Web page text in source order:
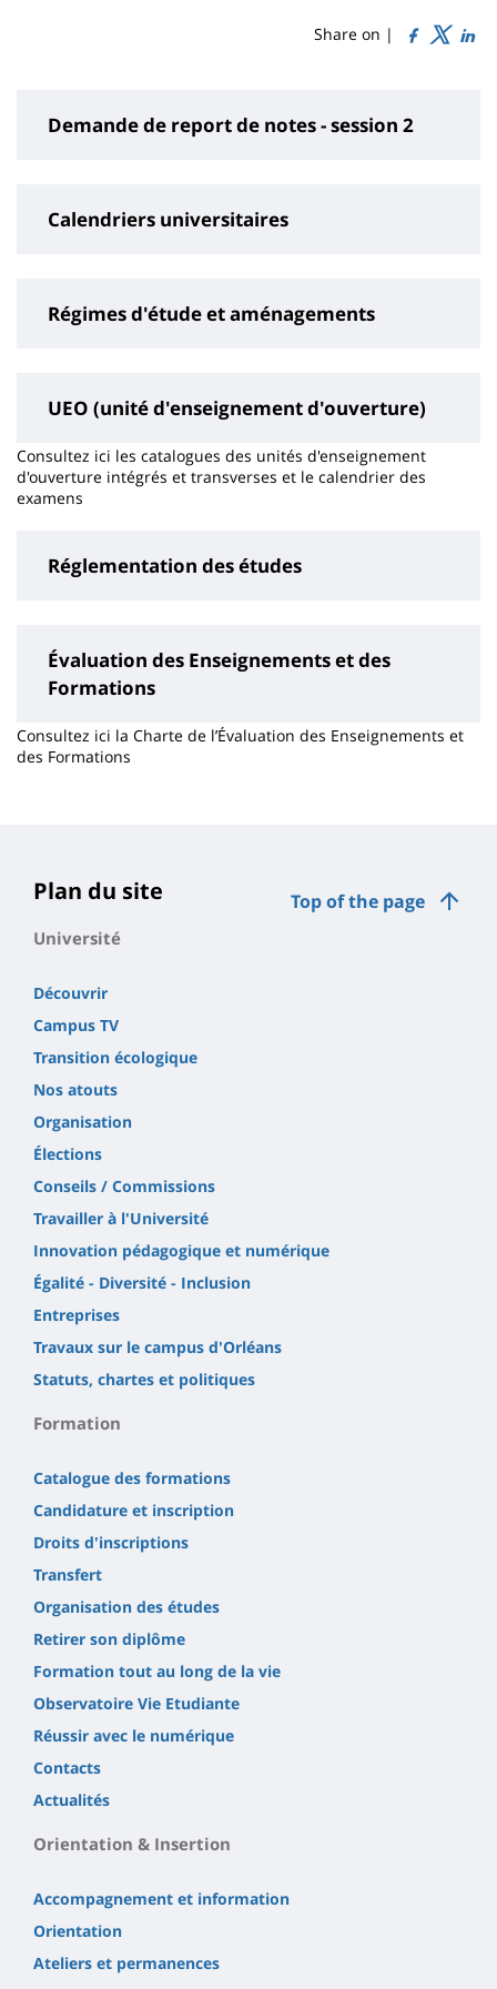
Share on |
Demande de report de notes - session 2
Calendriers universitaires
Régimes d'étude et aménagements
UEO (unité d'enseignement d'ouverture)
Consultez ici les catalogues des unités d'enseignement
d'ouverture intégrés et transverses et le calendrier des
examens
Réglementation des études
Évaluation des Enseignements et des
Formations
Consultez ici la Charte de l’Évaluation des Enseignements et
des Formations
page
principale
Top of the page
Plan du site
Université
Découvrir
Campus TV
Transition écologique
Nos atouts
Organisation
Élections
Conseils / Commissions
Travailler à l'Université
Innovation pédagogique et numérique
Égalité - Diversité - Inclusion
Entreprises
Travaux sur le campus d'Orléans
Statuts, chartes et politiques
Formation
Catalogue des formations
Candidature et inscription
Droits d'inscriptions
Transfert
Organisation des études
Retirer son diplôme
Formation tout au long de la vie
Observatoire Vie Etudiante
Réussir avec le numérique
Contacts
Actualités
Orientation & Insertion
Accompagnement et information
Orientation
Ateliers et permanences